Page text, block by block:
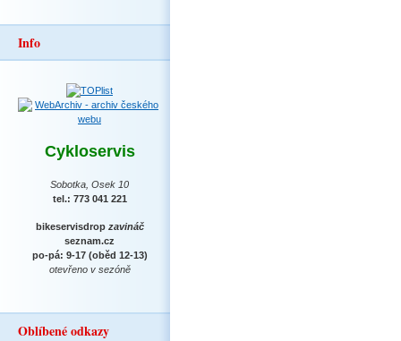
Info
Cykloservis
Sobotka, Osek 10
tel.: 773 041 221
bikeservisdrop zavináč
seznam.cz
po-pá: 9-17 (oběd 12-13)
otevřeno v sezóně
Oblíbené odkazy